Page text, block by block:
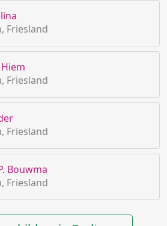
Friesland
Friesland
Friesland
Bouwma
Friesland